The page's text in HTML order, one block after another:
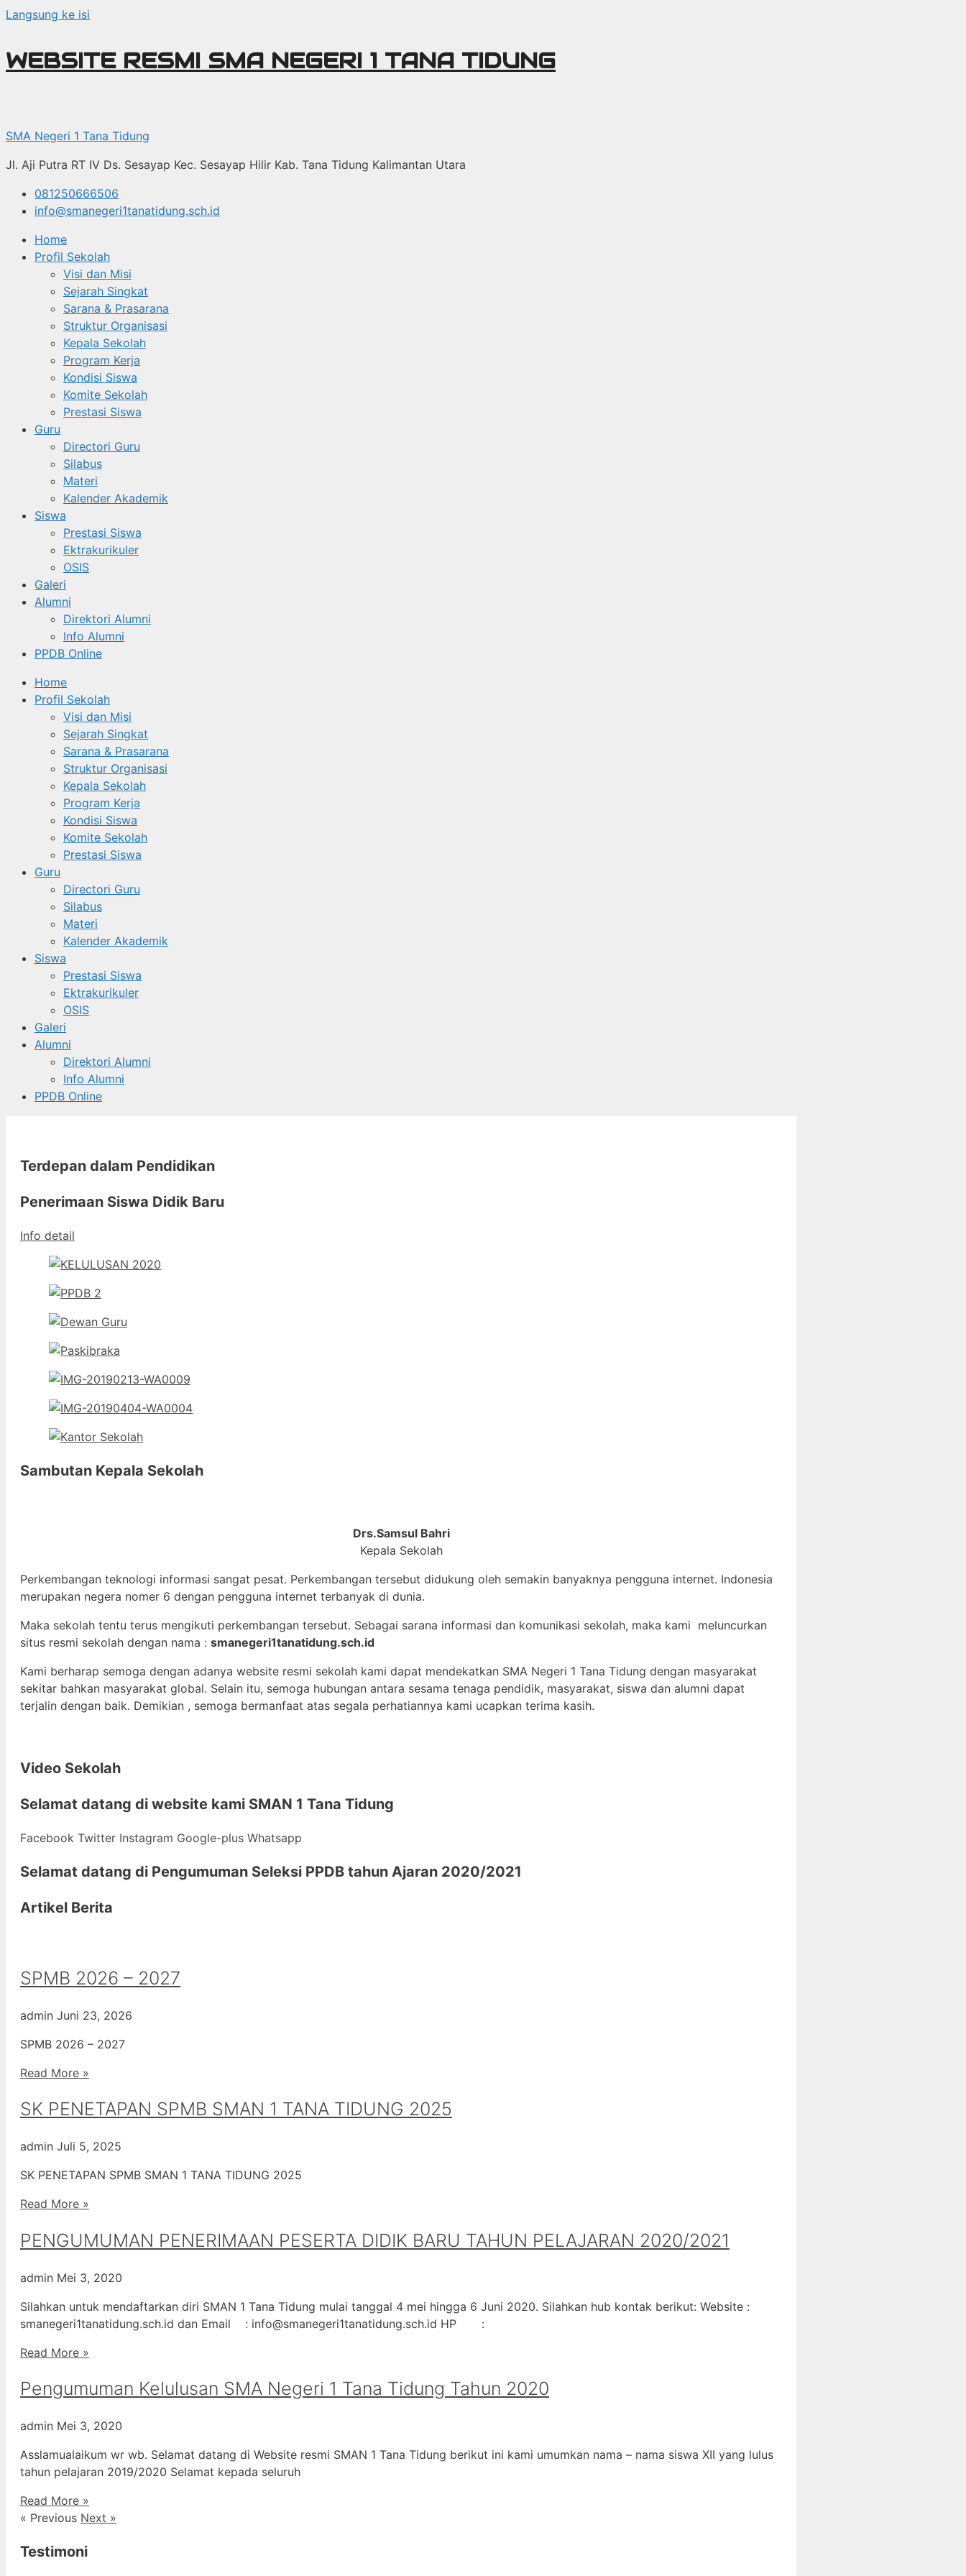
Langsung ke isi
WEBSITE RESMI SMA NEGERI 1 TANA TIDUNG
SMA Negeri 1 Tana Tidung
Jl. Aji Putra RT IV Ds. Sesayap Kec. Sesayap Hilir Kab. Tana Tidung Kalimantan Utara
081250666506
info@smanegeri1tanatidung.sch.id
Home
Profil Sekolah
Visi dan Misi
Sejarah Singkat
Sarana & Prasarana
Struktur Organisasi
Kepala Sekolah
Program Kerja
Kondisi Siswa
Komite Sekolah
Prestasi Siswa
Guru
Directori Guru
Silabus
Materi
Kalender Akademik
Siswa
Prestasi Siswa
Ektrakurikuler
OSIS
Galeri
Alumni
Direktori Alumni
Info Alumni
PPDB Online
Home
Profil Sekolah
Visi dan Misi
Sejarah Singkat
Sarana & Prasarana
Struktur Organisasi
Kepala Sekolah
Program Kerja
Kondisi Siswa
Komite Sekolah
Prestasi Siswa
Guru
Directori Guru
Silabus
Materi
Kalender Akademik
Siswa
Prestasi Siswa
Ektrakurikuler
OSIS
Galeri
Alumni
Direktori Alumni
Info Alumni
PPDB Online
Terdepan dalam Pendidikan
Penerimaan Siswa Didik Baru
Info detail
Sambutan Kepala Sekolah
Drs.Samsul Bahri
Kepala Sekolah
Perkembangan teknologi informasi sangat pesat. Perkembangan tersebut didukung oleh semakin banyaknya pengguna internet. Indonesia
merupakan negera nomer 6 dengan pengguna internet terbanyak di dunia.
Maka sekolah tentu terus mengikuti perkembangan tersebut. Sebagai sarana informasi dan komunikasi sekolah, maka kami meluncurkan
situs resmi sekolah dengan nama : smanegeri1tanatidung.sch.id
Kami berharap semoga dengan adanya website resmi sekolah kami dapat mendekatkan SMA Negeri 1 Tana Tidung dengan masyarakat
sekitar bahkan masyarakat global. Selain itu, semoga hubungan antara sesama tenaga pendidik, masyarakat, siswa dan alumni dapat
terjalin dengan baik. Demikian , semoga bermanfaat atas segala perhatiannya kami ucapkan terima kasih.
Video Sekolah
Selamat datang di website kami SMAN 1 Tana Tidung
Facebook Twitter Instagram Google-plus Whatsapp
Selamat datang di Pengumuman Seleksi PPDB tahun Ajaran 2020/2021
Artikel Berita
SPMB 2026 – 2027
admin Juni 23, 2026
SPMB 2026 – 2027
Read More »
SK PENETAPAN SPMB SMAN 1 TANA TIDUNG 2025
admin Juli 5, 2025
SK PENETAPAN SPMB SMAN 1 TANA TIDUNG 2025
Read More »
PENGUMUMAN PENERIMAAN PESERTA DIDIK BARU TAHUN PELAJARAN 2020/2021
admin Mei 3, 2020
Silahkan untuk mendaftarkan diri SMAN 1 Tana Tidung mulai tanggal 4 mei hingga 6 Juni 2020. Silahkan hub kontak berikut: Website :
smanegeri1tanatidung.sch.id dan Email : info@smanegeri1tanatidung.sch.id HP :
Read More »
Pengumuman Kelulusan SMA Negeri 1 Tana Tidung Tahun 2020
admin Mei 3, 2020
Asslamualaikum wr wb. Selamat datang di Website resmi SMAN 1 Tana Tidung berikut ini kami umumkan nama – nama siswa XII yang lulus
tahun pelajaran 2019/2020 Selamat kepada seluruh
Read More »
« Previous Next »
Testimoni